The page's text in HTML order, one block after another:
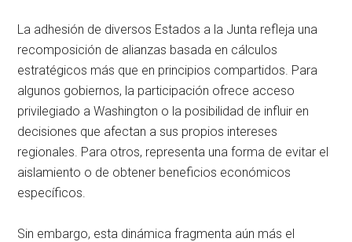
La adhesión de diversos Estados a la Junta refleja una
recomposición de alianzas basada en cálculos
estratégicos más que en principios compartidos. Para
algunos gobiernos, la participación ofrece acceso
privilegiado a Washington o la posibilidad de influir en
decisiones que afectan a sus propios intereses
regionales. Para otros, representa una forma de evitar el
aislamiento o de obtener beneficios económicos
específicos.
Sin embargo, esta dinámica fragmenta aún más el